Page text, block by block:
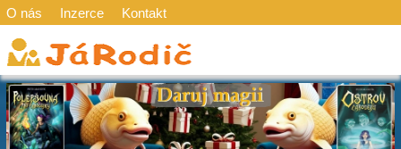
O nás Inzerce Kontakt